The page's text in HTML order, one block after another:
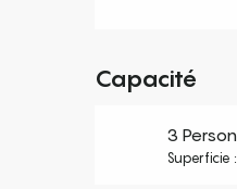
Capacité
3
Superficie